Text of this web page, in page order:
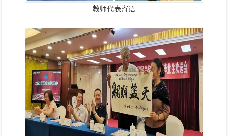
教师代表寄语